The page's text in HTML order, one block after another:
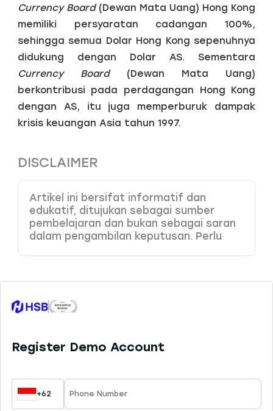
Currency Board(Dewan Mata Uang) Hong Kong
memiliki persyaratan cadangan 100%,
sehingga semua Dolar Hong Kong sepenuhnya
didukung dengan Dolar AS. Sementara
Currency Board(Dewan Mata Uang)
berkontribusi pada perdagangan Hong Kong
dengan AS, itu juga memperburuk dampak
krisis keuangan Asia tahun 1997.
DISCLAIMER
Artikel ini bersifat informatif dan
edukatif, ditujukan sebagai sumber
pembelajaran dan bukan sebagai saran
dalam pengambilan keputusan. Perlu
pemahaman dan kemampuan analisa
yang tepat. HSB Investasi tidak
konten ini. Sesuai ketentuan yang
instrumen trading yang dapat Anda
pelajari di website resmi kami.